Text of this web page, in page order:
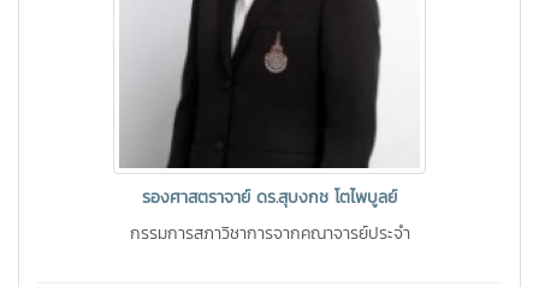
รองศาสตราจาย์ ดร.สุบงกช โตไพบูลย์
กรรมการสภาวิชาการจากคณาจารย์ประจำ